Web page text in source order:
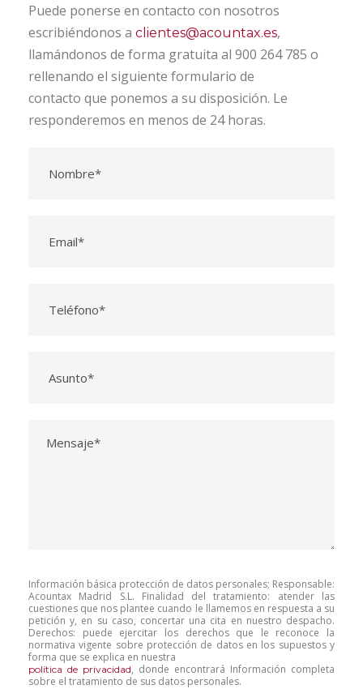
Puede ponerse en contacto con nosotros
escribiéndonos a clientes@acountax.es,
llamándonos de forma gratuita al 900 264 785 o
rellenando el siguiente formulario de
contacto que ponemos a su disposición. Le
responderemos en menos de 24 horas.
Información básica protección de datos personales; Responsable:
Acountax Madrid S.L. Finalidad del tratamiento: atender las
cuestiones que nos plantee cuando le llamemos en respuesta a su
petición y, en su caso, concertar una cita en nuestro despacho.
Derechos: puede ejercitar los derechos que le reconoce la
normativa vigente sobre protección de datos en los supuestos y
forma que se explica en nuestra
política de privacidad, donde encontrará Información completa
sobre el tratamiento de sus datos personales.